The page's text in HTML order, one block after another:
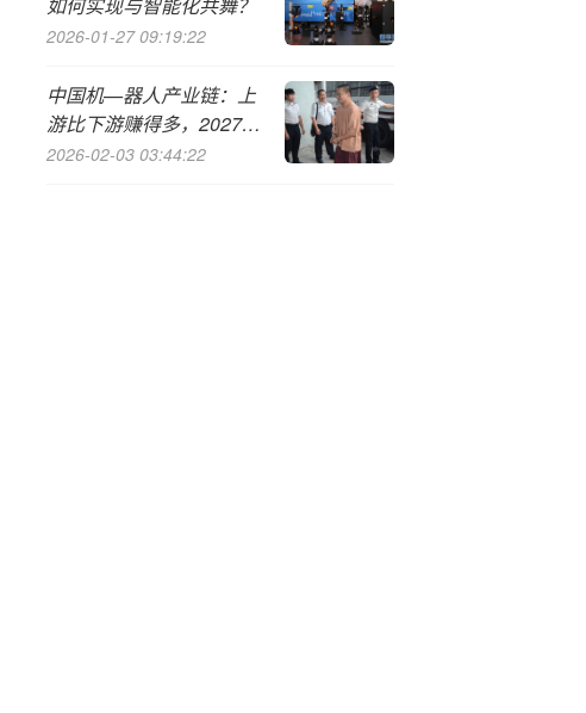
如何实现与智能化共舞？
2026-01-27 09:19:22
中国机—器人产业链：上
游比下游赚得多，2027年
将是“大规模商业化元年”
2026-02-03 03:44:22